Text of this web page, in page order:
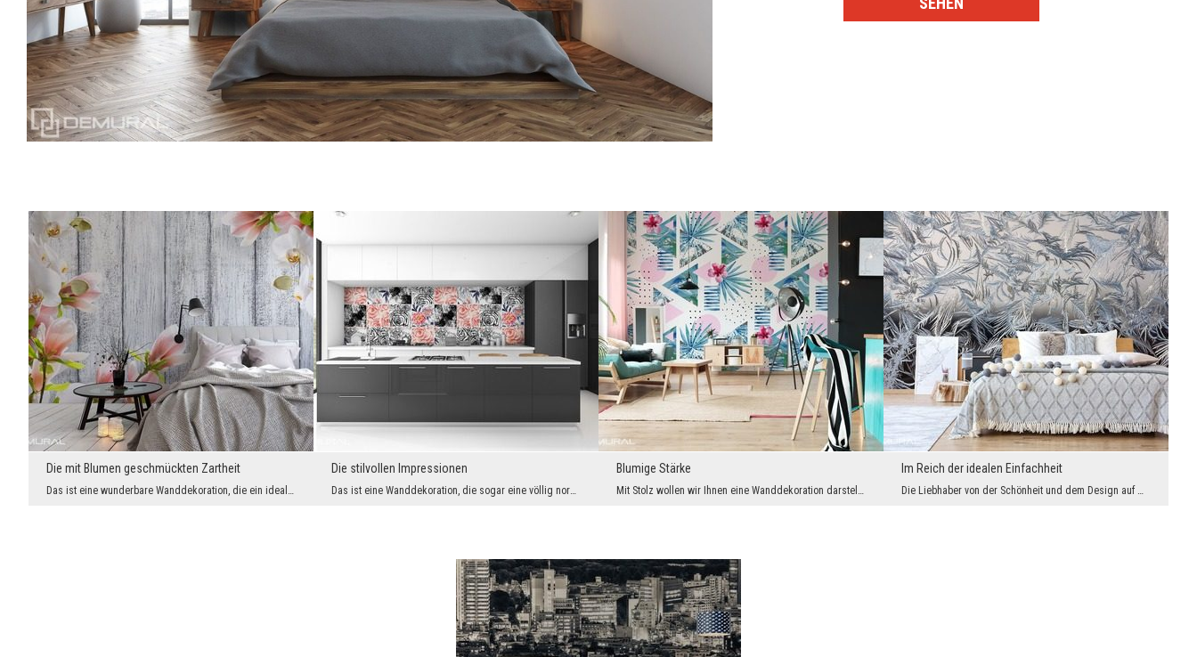
Die mit Blumen geschmückten Zartheit
Das ist eine wunderbare Wanddekoration, die ein idealer Schmuck für jeden Raum im Schabby Chic-, ...
Die stilvollen Impressionen
Das ist eine Wanddekoration, die sogar eine völlig normal eingerichtete Küche in eine wirkliche O...
Blumige Stärke
Mit Stolz wollen wir Ihnen eine Wanddekoration darstellen, für die alle Liebhaber von lustigen, e...
Im Reich der idealen Einfachheit
Die Liebhaber von der Schönheit und dem Design auf Weltniveau werden immer häufiger auf Einfachhe...